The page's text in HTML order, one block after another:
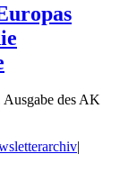
des AK
|